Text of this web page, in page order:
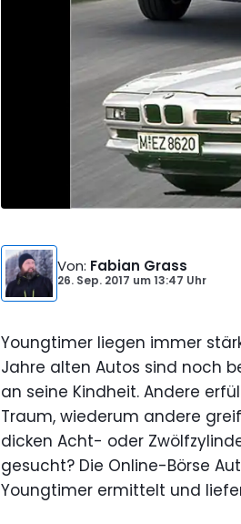
Von: Fabian Grass
26. Sep. 2017 um13:47 Uhr
Youngtimer liegen immer
Jahre alten Autos sind noch
an seine Kindheit. Andere
Traum, wiederum andere
dicken Acht- oder
gesucht? Die Online-Börse
Youngtimer ermittelt und